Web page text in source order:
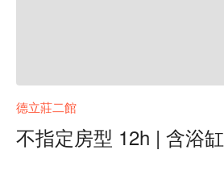
德立莊二館
不指定房型 12h | 含浴缸